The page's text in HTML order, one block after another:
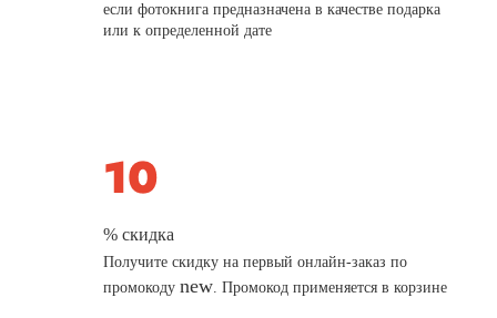
если фотокнига предназначена в качестве подарка
или к определенной дате
% скидка
Получите скидку на первый онлайн-заказ по
промокодуnew. Промокод применяется в корзине